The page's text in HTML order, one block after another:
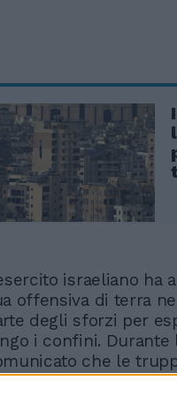
israeliano
offensiva di terra
degli sforzi per
i confini. Durante
che le
di Hamas